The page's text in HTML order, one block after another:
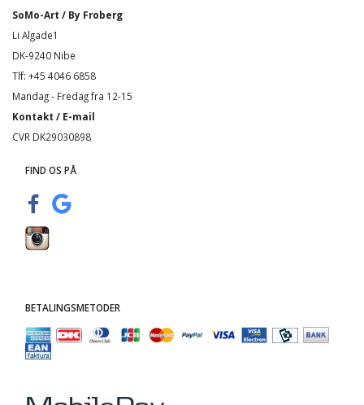
SoMo-Art / By Froberg
Li Algade1
DK-9240 Nibe
Tlf: +45 4046 6858
Mandag - Fredag fra 12-15
Kontakt / E-mail
CVR DK29030898
FIND OS PÅ
BETALINGSMETODER